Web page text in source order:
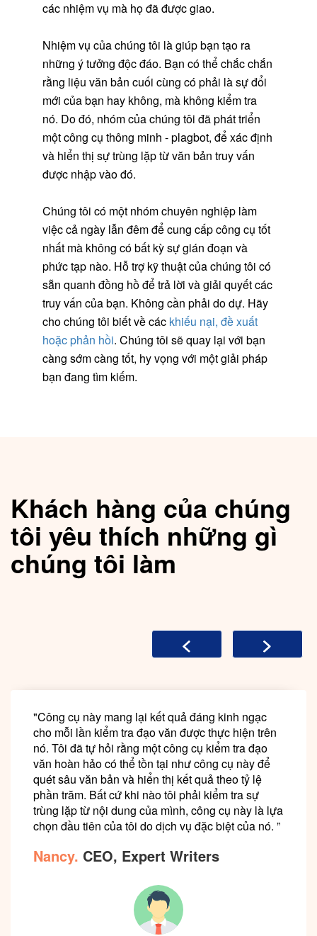
các nhiệm vụ mà họ đã được giao.
Nhiệm vụ của chúng tôi là giúp bạn tạo ra
những ý tưởng độc đáo. Bạn có thể chắc chắn
rằng liệu văn bản cuối cùng có phải là sự đổi
mới của bạn hay không, mà không kiểm tra
nó. Do đó, nhóm của chúng tôi đã phát triển
một công cụ thông minh - plagbot, để xác định
và hiển thị sự trùng lặp từ văn bản truy vấn
được nhập vào đó.
Chúng tôi có một nhóm chuyên nghiệp làm
việc cả ngày lẫn đêm để cung cấp công cụ tốt
nhất mà không có bất kỳ sự gián đoạn và
phức tạp nào. Hỗ trợ kỹ thuật của chúng tôi có
sẵn quanh đồng hồ để trả lời và giải quyết các
truy vấn của bạn. Không cần phải do dự. Hãy
cho chúng tôi biết về các khiếu nại, đề xuất
hoặc phản hồi. Chúng tôi sẽ quay lại với bạn
càng sớm càng tốt, hy vọng với một giải pháp
bạn đang tìm kiếm.
Khách hàng của chúng
tôi yêu thích những gì
chúng tôi làm
"Công cụ này mang lại kết quả đáng kinh ngạc
cho mỗi lần kiểm tra đạo văn được thực hiện trên
nó. Tôi đã tự hỏi rằng một công cụ kiểm tra đạo
văn hoàn hảo có thể tồn tại như công cụ này để
quét sâu văn bản và hiển thị kết quả theo tỷ lệ
phần trăm. Bất cứ khi nào tôi phải kiểm tra sự
trùng lặp từ nội dung của mình, công cụ này là lựa
chọn đầu tiên của tôi do dịch vụ đặc biệt của nó. ”
Nancy. CEO, Expert Writers